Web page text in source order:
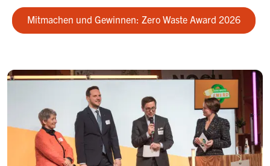
Mitmachen und Gewinnen: Zero Waste Award 2026